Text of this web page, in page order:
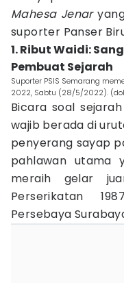
Mahesa Jenar
suporter Panser
1. Ribut Waidi:
Pembuat Sejarah
Suporter PSIS Semarang
2022, Sabtu (28/5/2022).
Bicara soal
wajib berada di
penyerang sayap
pahlawan utama
meraih gelar
Perserikatan
Persebaya